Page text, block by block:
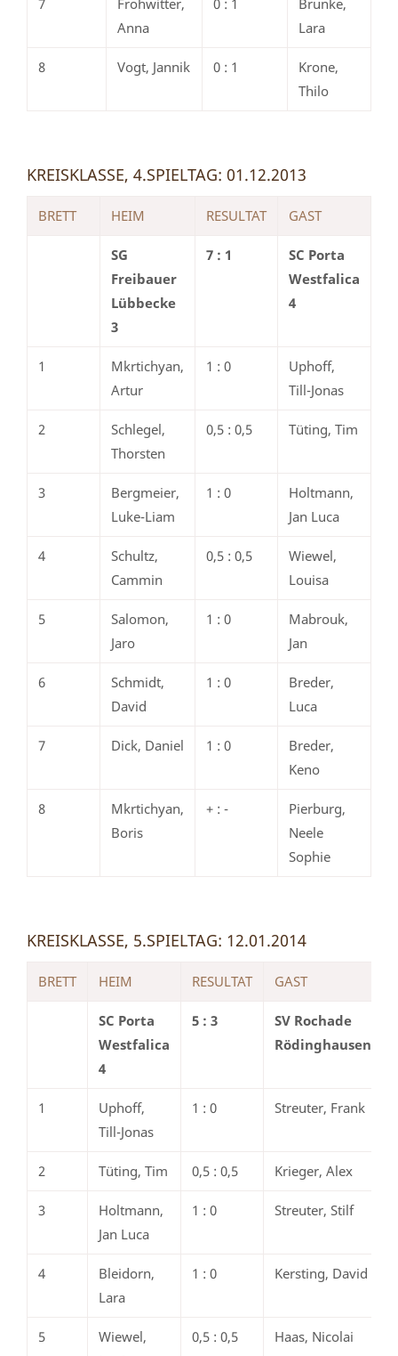
Anna
Lara
8 Vogt, Jannik 0 : 1
Krone,
Thilo
KREISKLASSE, 4.SPIELTAG: 01.12.2013
BRETT HEIM RESULTAT GAST
SG
Freibauer
Lübbecke
3
7 : 1
SC Porta
Westfalica
4
1
Mkrtichyan,
Artur
1 : 0
Uphoff,
Till-Jonas
2
Schlegel,
Thorsten
0,5 : 0,5 Tüting, Tim
3
Bergmeier,
Luke-Liam
1 : 0
Holtmann,
Jan Luca
4
Schultz,
Cammin
0,5 : 0,5
Wiewel,
Louisa
5
Salomon,
Jaro
1 : 0
Mabrouk,
Jan
6
Schmidt,
David
1 : 0
Breder,
Luca
7 Dick, Daniel 1 : 0
Breder,
Keno
8
Mkrtichyan,
Boris
+ : -
Pierburg,
Neele
Sophie
KREISKLASSE, 5.SPIELTAG: 12.01.2014
BRETT HEIM RESULTAT GAST
SC Porta
Westfalica
4
5 : 3
SV Rochade
Rödinghausen
1
Uphoff,
Till-Jonas
1 : 0 Streuter, Frank
2 Tüting, Tim 0,5 : 0,5 Krieger, Alex
3
Holtmann,
Jan Luca
1 : 0 Streuter, Stilf
4
Bleidorn,
Lara
1 : 0 Kersting, David
5
Wiewel,
0,5 : 0,5 Haas, Nicolai